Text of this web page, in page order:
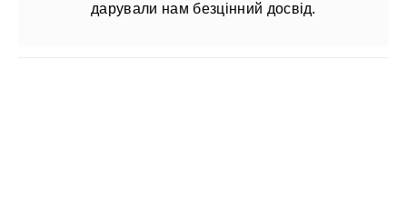
дарували нам безцінний досвід.